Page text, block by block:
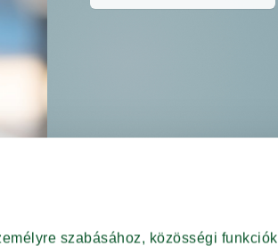
szabásához, közösségi funkciók